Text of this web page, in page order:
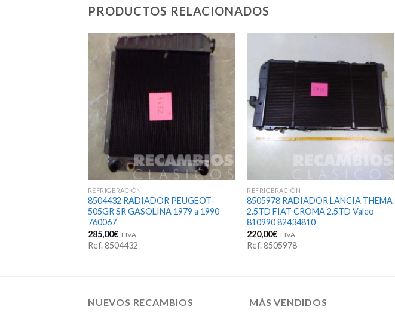
PRODUCTOS RELACIONADOS
REFRIGERACIÓN
8504432 RADIADOR PEUGEOT-
505GR SR GASOLINA 1979 a 1990
760067
285,00€ + IVA
Ref. 8504432
REFRIGERACIÓN
8505978 RADIADOR LANCIA THEMA
2.5TD FIAT CROMA 2.5TD Valeo
810990 82434810
220,00€ + IVA
Ref. 8505978
NUEVOS RECAMBIOS MÁS VENDIDOS